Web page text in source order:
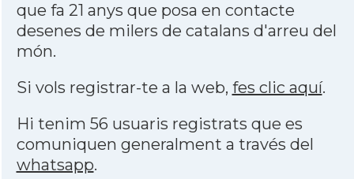
que fa 21 anys que posa en contacte
desenes de milers de catalans d'arreu del
món.
Si vols registrar-te a la web, fes clic aquí.
Hi tenim 56 usuaris registrats que es
comuniquen generalment a través del
whatsapp.